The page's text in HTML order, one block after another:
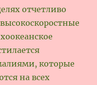
отчетливо
которые
на всех